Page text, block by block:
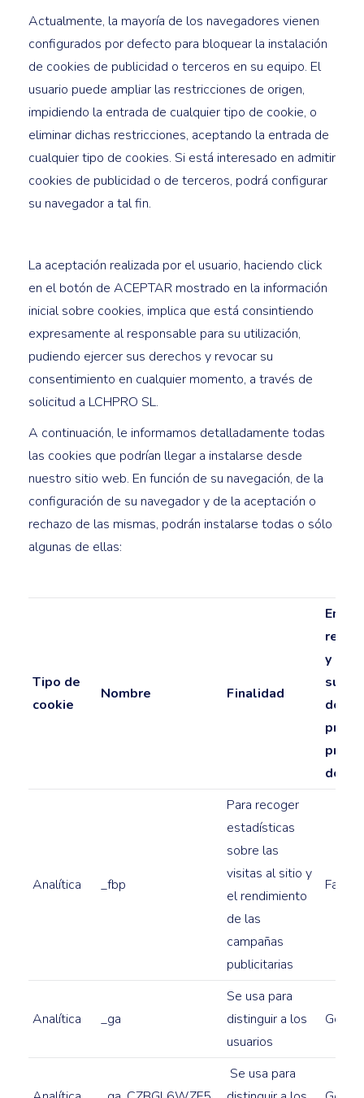
Actualmente, la mayoría de los navegadores vienen
configurados por defecto para bloquear la instalación
de cookies de publicidad o terceros en su equipo. El
usuario puede ampliar las restricciones de origen,
impidiendo la entrada de cualquier tipo de cookie, o
eliminar dichas restricciones, aceptando la entrada de
cualquier tipo de cookies. Si está interesado en admitir
cookies de publicidad o de terceros, podrá configurar
su navegador a tal fin.
La aceptación realizada por el usuario, haciendo click
en el botón de ACEPTAR mostrado en la información
inicial sobre cookies, implica que está consintiendo
expresamente al responsable para su utilización,
pudiendo ejercer sus derechos y revocar su
consentimiento en cualquier momento, a través de
solicitud a LCHPRO SL.
A continuación, le informamos detalladamente todas
las cookies que podrían llegar a instalarse desde
nuestro sitio web. En función de su navegación, de la
configuración de su navegador y de la aceptación o
rechazo de las mismas, podrán instalarse todas o sólo
algunas de ellas:
Tipo de
cookie
Nombre Finalidad
y
su
de
de
Analítica _fbp
Para recoger
estadísticas
sobre las
visitas al sitio y
el rendimiento
de las
campañas
publicitarias
Analítica _ga
Se usa para
distinguir a los
usuarios
Se usa para